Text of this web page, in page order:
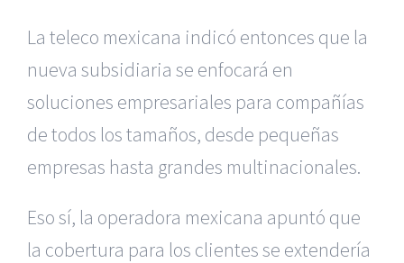
La teleco mexicana indicó entonces que la
nueva subsidiaria se enfocará en
soluciones empresariales para compañías
de todos los tamaños, desde pequeñas
empresas hasta grandes multinacionales.
Eso sí, la operadora mexicana apuntó que
la cobertura para los clientes se extendería